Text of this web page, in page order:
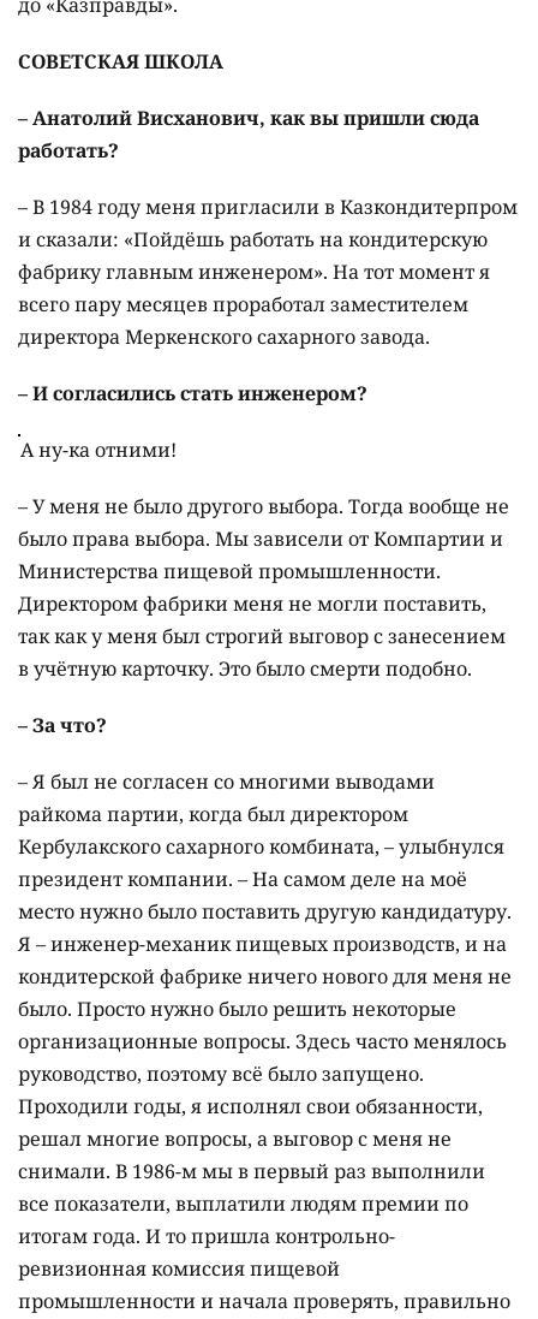
СОВЕТСКАЯ ШКОЛА
– Анатолий Висханович, как вы пришли сюда
работать?
– В 1984 году меня пригласили в Казкондитерпром
и сказали: «Пойдёшь работать на кондитерскую
фабрику главным инженером». На тот момент я
всего пару месяцев проработал заместителем
директора Меркенского сахарного завода.
– И согласились стать инженером?
А ну-ка отними!
– У меня не было другого выбора. Тогда вообще не
было права выбора. Мы зависели от Компартии и
Министерства пищевой промышленности.
Директором фабрики меня не могли поставить,
так как у меня был строгий выговор с занесением
в учётную карточку. Это было смерти подобно.
– За что?
– Я был не согласен со многими выводами
райкома партии, когда был директором
Кербулакского сахарного комбината, – улыбнулся
президент компании. – На самом деле на моё
место нужно было поставить другую кандидатуру.
Я – инженер-механик пищевых производств, и на
кондитерской фабрике ничего нового для меня не
было. Просто нужно было решить некоторые
организационные вопросы. Здесь часто менялось
руководство, поэтому всё было запущено.
Проходили годы, я исполнял свои обязанности,
решал многие вопросы, а выговор с меня не
снимали. В 1986-м мы в первый раз выполнили
все показатели, выплатили людям премии по
итогам года. И то пришла контрольно-
ревизионная комиссия пищевой
промышленности и начала проверять, правильно